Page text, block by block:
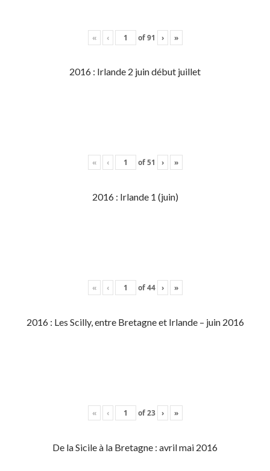
« ‹ of91 › »
2016 : Irlande 2 juin début juillet
« ‹ of51 › »
2016 : Irlande 1 (juin)
« ‹ of44 › »
2016 : Les Scilly, entre Bretagne et Irlande – juin 2016
« ‹ of23 › »
De la Sicile à la Bretagne : avril mai 2016